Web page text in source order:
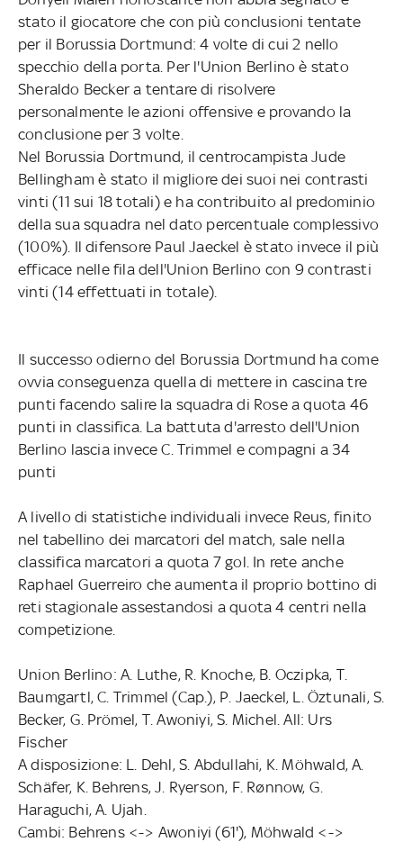
stato il giocatore che con più conclusioni tentate
per il Borussia Dortmund: 4 volte di cui 2 nello
specchio della porta. Per l'Union Berlino è stato
Sheraldo Becker a tentare di risolvere
personalmente le azioni offensive e provando la
conclusione per 3 volte.
Nel Borussia Dortmund, il centrocampista Jude
Bellingham è stato il migliore dei suoi nei contrasti
vinti (11 sui 18 totali) e ha contribuito al predominio
della sua squadra nel dato percentuale complessivo
(100%). Il difensore Paul Jaeckel è stato invece il più
efficace nelle fila dell'Union Berlino con 9 contrasti
vinti (14 effettuati in totale).
Il successo odierno del Borussia Dortmund ha come
ovvia conseguenza quella di mettere in cascina tre
punti facendo salire la squadra di Rose a quota 46
punti in classifica. La battuta d'arresto dell'Union
Berlino lascia invece C. Trimmel e compagni a 34
punti
A livello di statistiche individuali invece Reus, finito
nel tabellino dei marcatori del match, sale nella
classifica marcatori a quota 7 gol. In rete anche
Raphael Guerreiro che aumenta il proprio bottino di
reti stagionale assestandosi a quota 4 centri nella
competizione.
Union Berlino: A. Luthe, R. Knoche, B. Oczipka, T.
Baumgartl, C. Trimmel (Cap.), P. Jaeckel, L. Öztunali, S.
Becker, G. Prömel, T. Awoniyi, S. Michel. All: Urs
Fischer
A disposizione: L. Dehl, S. Abdullahi, K. Möhwald, A.
Schäfer, K. Behrens, J. Ryerson, F. Rønnow, G.
Haraguchi, A. Ujah.
Cambi: Behrens <-> Awoniyi (61'), Möhwald <->